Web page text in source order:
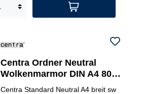
Centra Ordner Neutral
Wolkenmarmor DIN A4 80
mm
Centra Standard Neutral A4 breit sw